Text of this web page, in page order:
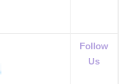
Follow
Us